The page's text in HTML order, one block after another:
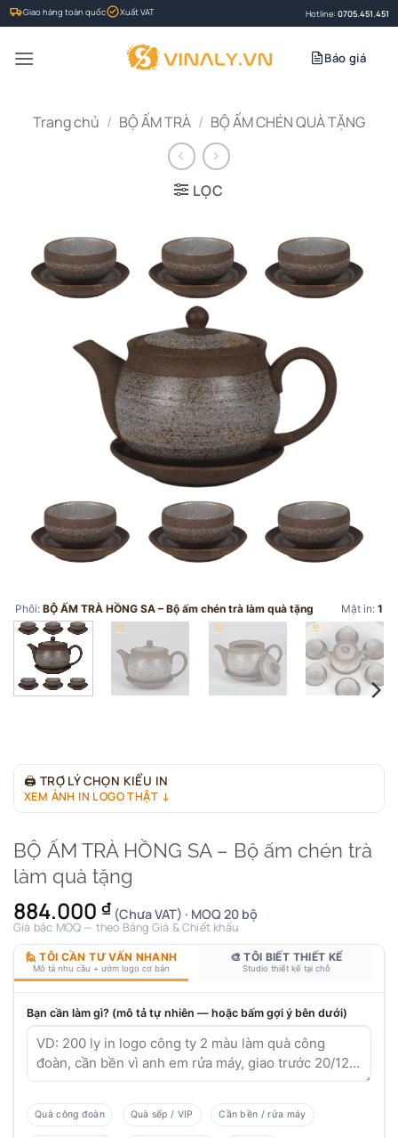
Bỏ
qua
nội
Giao hàng toàn quốc Xuất VAT Hotline: 0705.451.451
Báo giá
Trang chủ / BỘ ẤM TRÀ / BỘ ẤM CHÉN QUÀ TẶNG
LỌC
Phôi: BỘ ẤM TRÀ HỒNG SA – Bộ ấm chén trà làm quà tặng Mặt in: 1
🖨 TRỢ LÝ CHỌN KIỂU IN
XEM ẢNH IN LOGO THẬT ↓
BỘ ẤM TRÀ HỒNG SA – Bộ ấm chén trà
làm quà tặng
884.000 ₫ (Chưa VAT) · MOQ 20 bộ
Giá bậc MOQ — theo Bảng Giá & Chiết khấu
🙋 TÔI CẦN TƯ VẤN NHANH
Mô tả nhu cầu + ướm logo cơ bản
🎨 TÔI BIẾT THIẾT KẾ
Studio thiết kế tại chỗ
Bạn cần làm gì? (mô tả tự nhiên — hoặc bấm gợi ý bên dưới)
Quà công đoàn Quà sếp / VIP Cần bền / rửa máy